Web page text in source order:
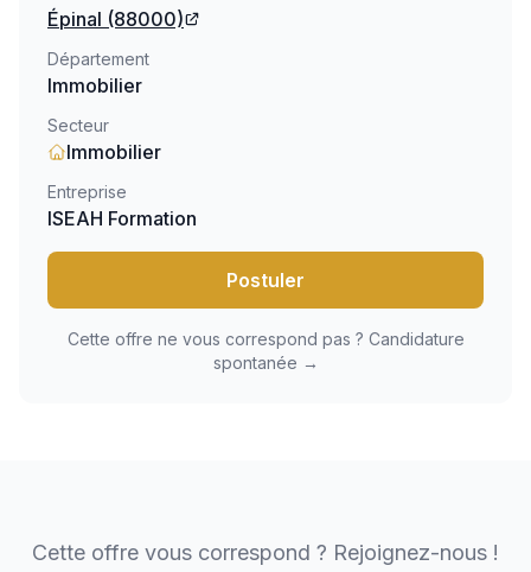
Épinal (88000)
Département
Immobilier
Secteur
Immobilier
Entreprise
ISEAH Formation
Postuler
Cette offre ne vous correspond pas ? Candidature
spontanée →
Cette offre vous correspond ? Rejoignez-nous !